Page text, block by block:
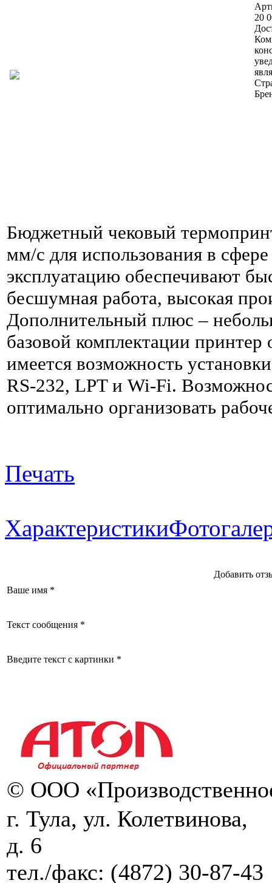
20
Бюджетный чековый
мм/с для использования в
эксплуатацию обеспечивают
бесшумная работа, высокая
Дополнительный плюс –
базовой комплектации
имеется возможность
RS-232, LPT и Wi-Fi.
оптимально организовать
Печать
Характеристики
Добавить
Ваше имя *
Текст сообщения *
Введите текст с картинки *
© ООО
г. Тула, ул. Колетвинова,
д. 6
тел./факс: (4872) 30-87-43